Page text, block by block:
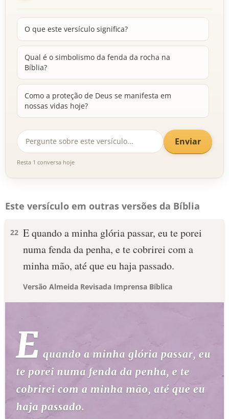
O que este versículo significa?
Qual é o simbolismo da fenda da rocha na
Bíblia?
Como a proteção de Deus se manifesta em
nossas vidas hoje?
Enviar
Resta 1 conversa hoje
Este versículo em outras versões da Bíblia
22 E quando a minha glória passar, eu te porei
numa fenda da penha, e te cobrirei com a
minha mão, até que eu haja passado.
Versão Almeida Revisada Imprensa Bíblica